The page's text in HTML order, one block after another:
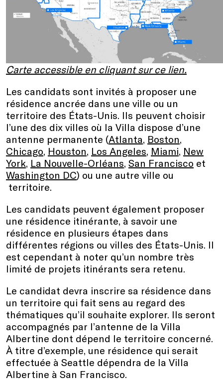
Carte accessible en cliquant sur ce lien.
Les candidats sont invités à proposer une
résidence ancrée dans une ville ou un
territoire des États-Unis. Ils peuvent choisir
l’une des dix villes où la Villa dispose d’une
antenne permanente (Atlanta, Boston,
Chicago, Houston, Los Angeles, Miami, New
York, La Nouvelle-Orléans, San Francisco et
Washington DC) ou une autre ville ou
territoire.
Les candidats peuvent également proposer
une résidence itinérante, à savoir une
résidence en plusieurs étapes dans
différentes régions ou villes des États-Unis. Il
est cependant à noter qu’un nombre très
limité de projets itinérants sera retenu.
Le candidat devra inscrire sa résidence dans
un territoire qui fait sens au regard des
thématiques qu’il souhaite explorer. Ils seront
accompagnés par l’antenne de la Villa
Albertine dont dépend le territoire concerné.
À titre d’exemple, une résidence qui serait
effectuée à Seattle dépendra de la Villa
Albertine à San Francisco.